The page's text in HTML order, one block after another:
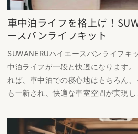
車中泊ライフを格上げ！
ースバンライフキット
SUWANERUハイエースバンライフキ
中泊ライフが一段と快適になります
れば、車中泊での寝心地はもちろん
も一新され、快適な車室空間が実現し